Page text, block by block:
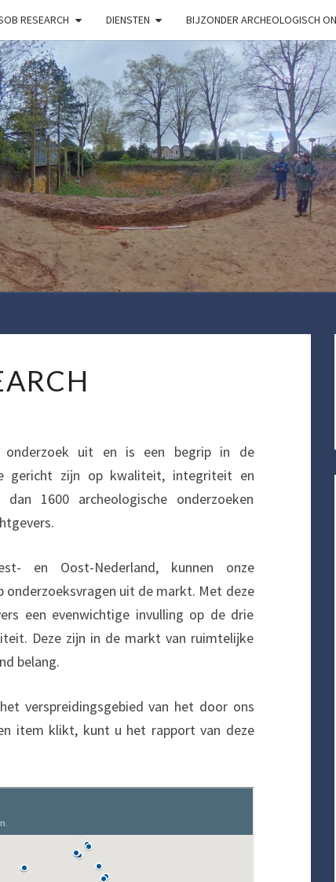
RESEARCH DIENSTEN BIJZONDER ARCHEOLOGISCH
SOB
onderzoek uit en is een begrip in de
gericht zijn op kwaliteit, integriteit en
1600 archeologische onderzoeken
en Oost-Nederland, kunnen onze
onderzoeksvragen uit de markt. Met deze
een evenwichtige invulling op de drie
Deze zijn in de markt van ruimtelijke
belang.
verspreidingsgebied van het door ons
item klikt, kunt u het rapport van deze